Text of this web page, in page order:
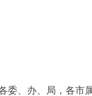
委、办、局，各市